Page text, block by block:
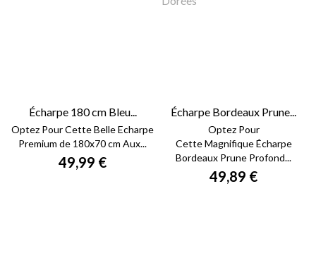
Écharpe 180 cm Bleu...
Optez Pour Cette Belle Echarpe
Premium de 180x70 cm Aux...
49,99 €
Écharpe Bordeaux Prune...
Optez Pour
Cette Magnifique Écharpe
Bordeaux Prune Profond...
49,89 €